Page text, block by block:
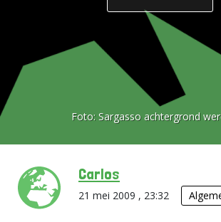
Foto: Sargasso achtergrond
Carlos
21 mei 2009 , 23:32